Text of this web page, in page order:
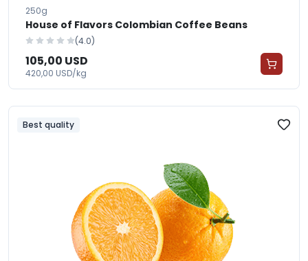
250g
House of Flavors Colombian Coffee Beans
(4.0)
105,00 USD
420,00 USD/kg
Best quality